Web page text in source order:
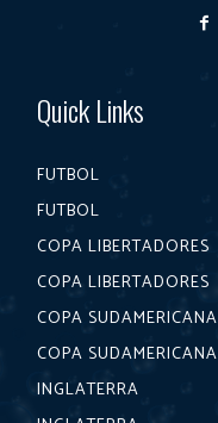
Quick Links
FUTBOL
FUTBOL
COPA LIBERTADORES
COPA LIBERTADORES
COPA SUDAMERICANA
COPA SUDAMERICANA
INGLATERRA